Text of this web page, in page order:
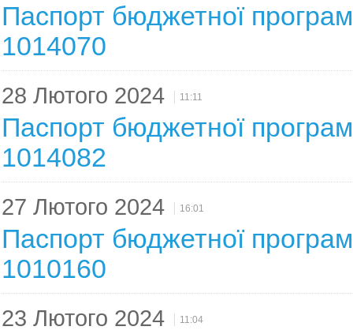
Паспорт бюджетної
1014070
28 Лютого 2024 11:11
Паспорт бюджетної
1014082
27 Лютого 2024 16:01
Паспорт бюджетної
1010160
23 Лютого 2024 11:04